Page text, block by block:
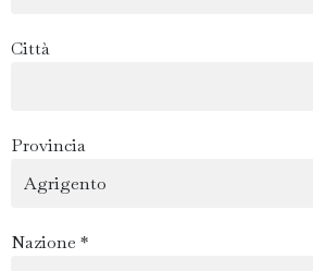
Città
Provincia
Nazione *